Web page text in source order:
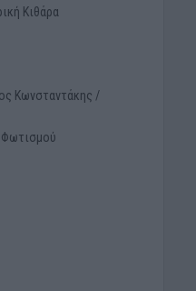
Κιθάρα
Κωνσταντάκης /
Φωτισμού